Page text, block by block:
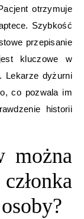
otrzymuje
Szybkość
przepisanie
kluczowe w
Lekarze dyżurni
co pozwala im
historii
można